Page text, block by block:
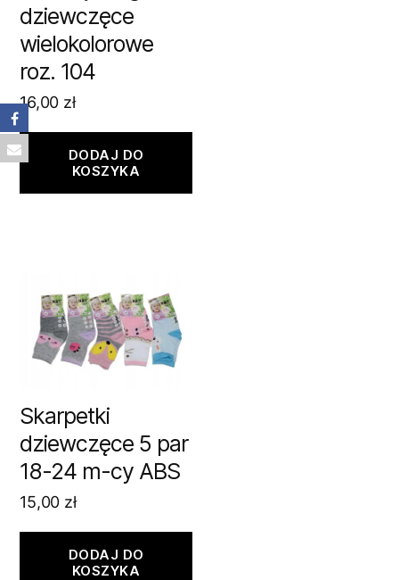
dziewczęce
wielokolorowe
roz. 104
16,00 zł
DODAJ DO
KOSZYKA
Skarpetki
dziewczęce 5 par
18-24 m-cy ABS
15,00 zł
DODAJ DO
KOSZYKA